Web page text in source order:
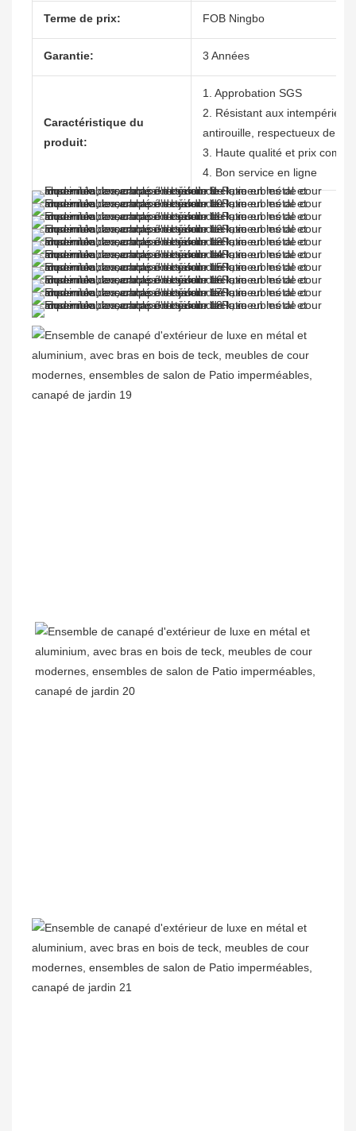
Terme de prix: FOB Ningbo
Garantie: 3 Années
Caractéristique du
produit:
1. Approbation SGS
2. Résistant aux intempéries,
antirouille, respectueux de
3. Haute qualité et prix
4. Bon service en ligne